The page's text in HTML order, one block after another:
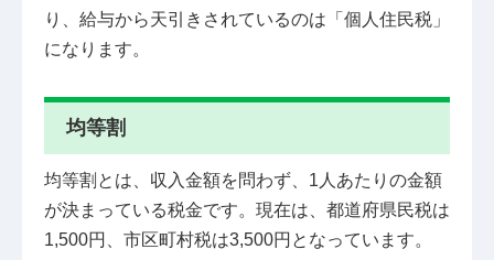
り、給与から天引きされているのは「個人住民税」
になります。
均等割
均等割とは、収入金額を問わず、1人あたりの金額
が決まっている税金です。現在は、都道府県民税は
1,500円、市区町村税は3,500円となっています。